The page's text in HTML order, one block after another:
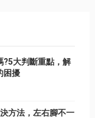
?5大判斷重點，解
困擾
方法，左右腳不一